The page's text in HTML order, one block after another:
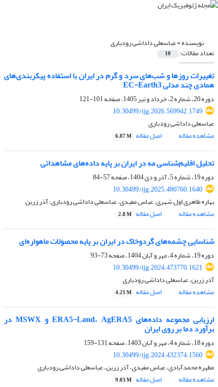
نویسنده =عباسعلی داداشی رودباری
تعداد مقالات: 10
تغییرات روزها و شب‌های سرد و گرم در ایران با استفاده پیکربندی‌های
همادی چند مدلی EC-Earth3
دوره 20، شماره 2، خرداد و تیر 1405، صفحه
101-121
10.30499/ijg.2026.569942.1749
عباسعلی داداشی رودباری
مشاهده مقاله
اصل مقاله 6.87 M
تحلیل اقلیم‌شناسی مه در ایران بر پایه داده‌های مشاهداتی
دوره 19، شماره 5، آذر و دی 1404، صفحه
57-84
10.30499/ijg.2025.480760.1640
بهاره طاهری اول شهری، عباس مفیدی، عباسعلی داداشی رودباری، آذر زرین
مشاهده مقاله
اصل مقاله 2.8 M
شناسایی چشمه‌های گردوخاک در ایران بر پایه محصولات ماهواره‌ای
دوره 19، شماره 4، مهر و آبان 1404، صفحه
73-93
10.30499/ijg.2024.473770.1621
آذر زرین، عباسعلی داداشی رودباری
مشاهده مقاله
اصل مقاله 4.21 M
ارزیابی مجموعه داده‌های ERA5-Land، AgERA5 و MSWX در
برآورد دما بر روی ایران
دوره 18، شماره 4، مهر و آبان 1403، صفحه
131-159
10.30499/ijg.2024.432374.1560
مطهره محمدآبادی، عباس مفیدی، آذر زرین، عباسعلی داداشی رودباری
مشاهده مقاله
اصل مقاله 9.03 M